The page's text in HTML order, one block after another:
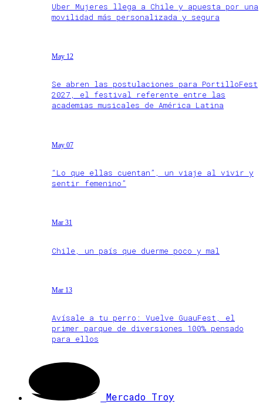
Uber Mujeres llega a Chile y apuesta por una
movilidad más personalizada y segura
May 12
Se abren las postulaciones para PortilloFest
2027, el festival referente entre las
academias musicales de América Latina
May 07
“Lo que ellas cuentan”, un viaje al vivir y
sentir femenino”
Mar 31
Chile, un país que duerme poco y mal
Mar 13
Avísale a tu perro: Vuelve GuauFest, el
primer parque de diversiones 100% pensado
para ellos
Mercado Troy